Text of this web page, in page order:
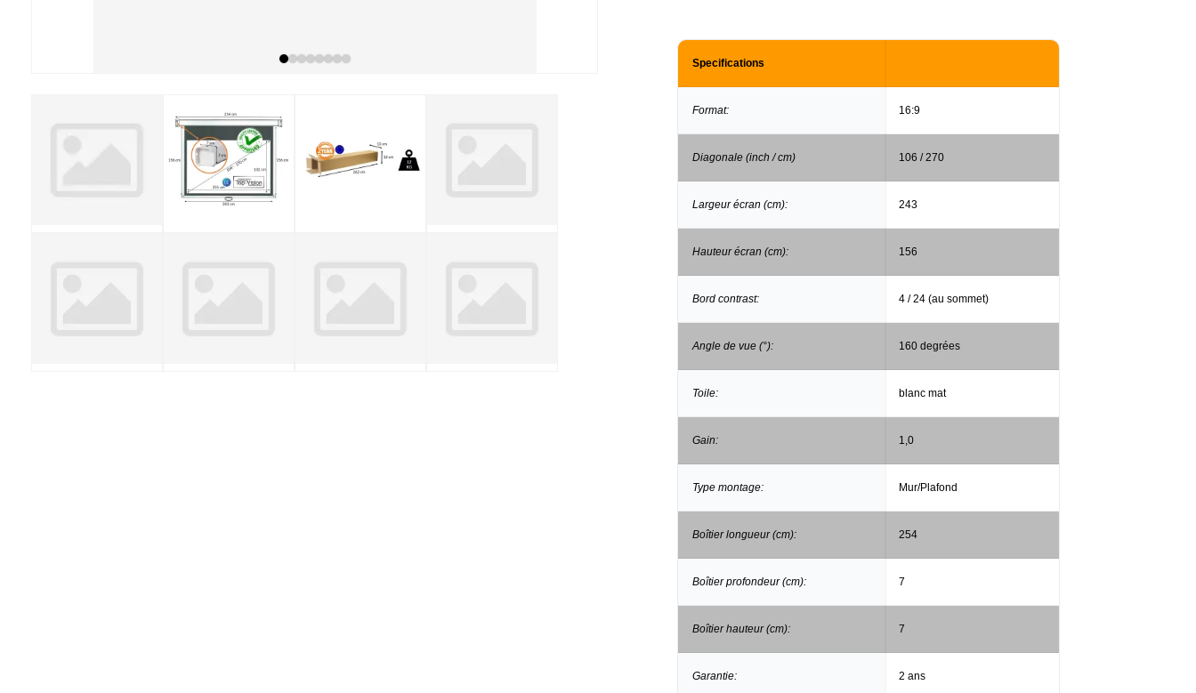
Specifications
Format: 16:9
Diagonale (inch / cm) 106 / 270
Largeur écran (cm): 243
Hauteur écran (cm): 156
Bord contrast: 4 / 24 (au sommet)
Angle de vue (°): 160 degrées
Toile: blanc mat
Gain: 1,0
Type montage: Mur/Plafond
Boîtier longueur (cm): 254
Boîtier profondeur (cm): 7
Boîtier hauteur (cm): 7
Garantie: 2 ans